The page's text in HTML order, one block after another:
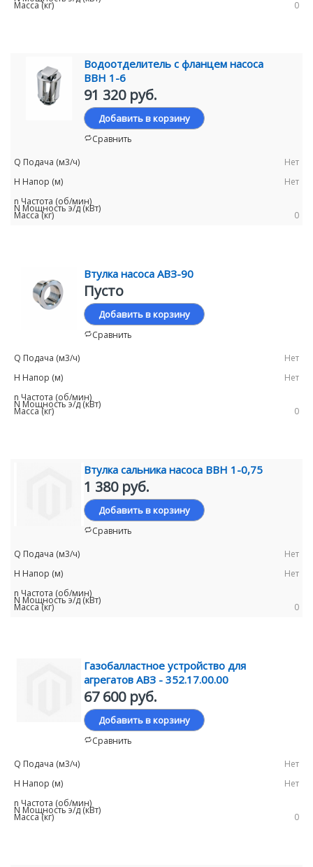
0
Водоотделитель с фланцем насоса
ВВН 1-6
91 320 руб.
Добавить в корзину
Сравнить
Нет
Нет
0
Втулка насоса АВЗ-90
Пусто
Добавить в корзину
Сравнить
Нет
Нет
0
Втулка сальника насоса ВВН 1-0,75
1 380 руб.
Добавить в корзину
Сравнить
Нет
Нет
0
Газобалластное устройство для
агрегатов АВЗ - 352.17.00.00
67 600 руб.
Добавить в корзину
Сравнить
Нет
Нет
0